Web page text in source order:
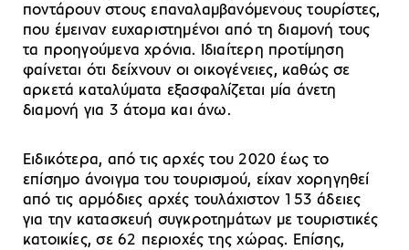
ποντάρουν στους επαναλαμβανόμενους τουρίστες,
που έμειναν ευχαριστημένοι από τη διαμονή τους
τα προηγούμενα χρόνια. Ιδιαίτερη προτίμηση
φαίνεται ότι δείχνουν οι οικογένειες, καθώς σε
αρκετά καταλύματα εξασφαλίζεται μία άνετη
διαμονή για 3 άτομα και άνω.
Ειδικότερα, από τις αρχές του 2020 έως το
επίσημο άνοιγμα του τουρισμού, είχαν χορηγηθεί
από τις αρμόδιες αρχές τουλάχιστον 153 άδειες
για την κατασκευή συγκροτημάτων με τουριστικές
κατοικίες, σε 62 περιοχές της χώρας. Επίσης,